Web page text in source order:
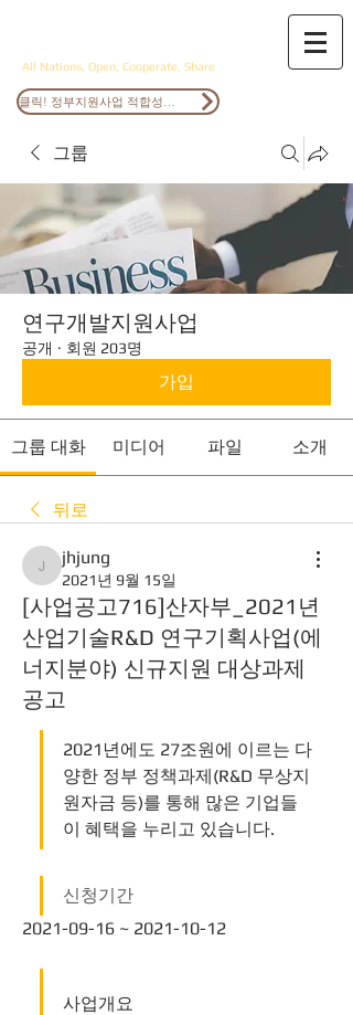
All Nations, Open, Cooperate, Share
그룹
연구개발지원사업
공개 · 회원 203명
가입
그룹 대화 미디어 파일 소개
뒤로
jhjung
jhjung
2021년 9월 15일
[사업공고716]산자부_2021년
산업기술R&D 연구기획사업(에
너지분야) 신규지원 대상과제
공고
2021년에도 27조원에 이르는 다
양한 정부 정책과제(R&D 무상지
원자금 등)를 통해 많은 기업들
이 혜택을 누리고 있습니다.
신청기간
2021-09-16 ~ 2021-10-12
사업개요